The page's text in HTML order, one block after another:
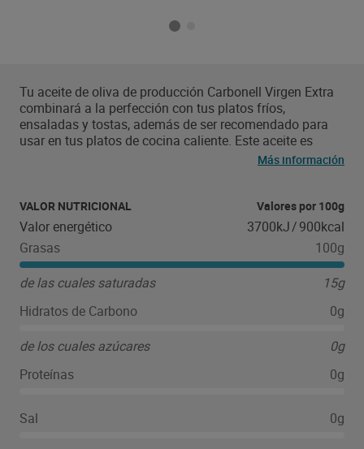
Tu aceite de oliva de producción Carbonell Virgen Extra
combinará a la perfección con tus platos fríos,
ensaladas y tostas, además de ser recomendado para
usar en tus platos de cocina caliente. Este aceite es
obtenido a partir de zumo natural de aceitunas de
maximizar la explosión de olor y sabor propios del aceite
de oliva Virgen Extra, aportando a tus platos un sabor
único. Carbonell Virgen Extra sostenible destaca por su
sabor equilibrado, con toques de hojas verdes, higuera y
tomate, dotado de un ligero toque de amargor con un
final exquisito.
Más información
VALOR NUTRICIONAL Valores por 100g
Valor energético 3700kJ/900kcal
Grasas
100g
de las cuales saturadas
15g
Hidratos de Carbono
0g
de los cuales azúcares
0g
Proteínas
0g
Sal 0g